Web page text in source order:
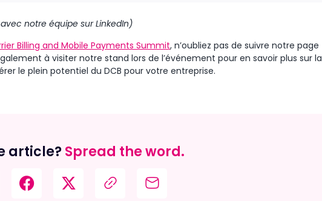
notre équipe sur LinkedIn)
Billing and Mobile Payments Summit, n’oubliez pas de suivre notre page
à visiter notre stand lors de l’événement pour en savoir plus sur la
le plein potentiel du DCB pour votre entreprise.
article?Spread the word.